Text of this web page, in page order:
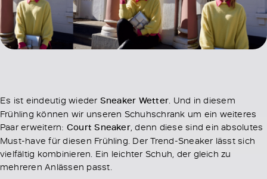
Es ist eindeutig wieder Sneaker Wetter . Und in diesem
Frühling können wir unseren Schuhschrank um ein weiteres
Paar erweitern: Court Sneaker, denn diese sind ein absolutes
Must-have für diesen Frühling. Der Trend-Sneaker lässt sich
vielfältig kombinieren. Ein leichter Schuh, der gleich zu
mehreren Anlässen passt.